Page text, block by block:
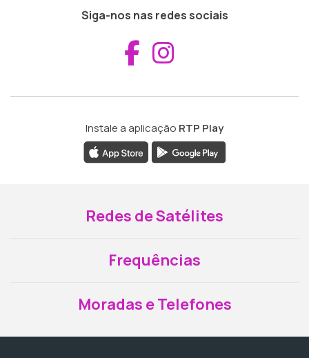
Siga-nos nas redes sociais
Aceder ao
Instale a aplicação RTP Play
Redes de Satélites
Frequências
Moradas e Telefones